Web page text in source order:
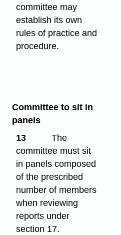
committee may
establish its own
rules of practice and
procedure.
Committee to sit in
panels
13
The
committee must sit
in panels composed
of the prescribed
number of members
when reviewing
reports under
section 17.